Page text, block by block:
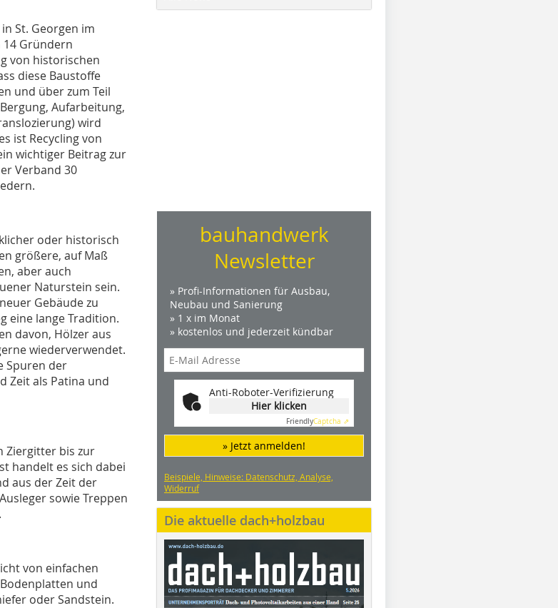
St. Georgen im
14 Gründern
von historischen
diese Baustoffe
und über zum Teil
Aufarbeitung,
wird
ist Recycling von
wichtiger Beitrag zur
Verband 30
oder historisch
größere, auf Maß
aber auch
Naturstein sein.
Gebäude zu
eine lange Tradition.
davon, Hölzer aus
wiederverwendet.
Spuren der
Zeit als Patina und
Ziergitter bis zur
handelt es sich dabei
aus der Zeit der
sowie Treppen
von einfachen
und
oder Sandstein.
bauhandwerk
Newsletter
» Profi-Informationen für Ausbau,
Neubau und Sanierung
» 1 x im Monat
» kostenlos und jederzeit kündbar
Anti-Roboter-Verifizierung
Hier klicken
FriendlyCaptcha ⇗
» Jetzt anmelden!
Beispiele, Hinweise: Datenschutz, Analyse,
Widerruf
Die aktuelle dach+holzbau